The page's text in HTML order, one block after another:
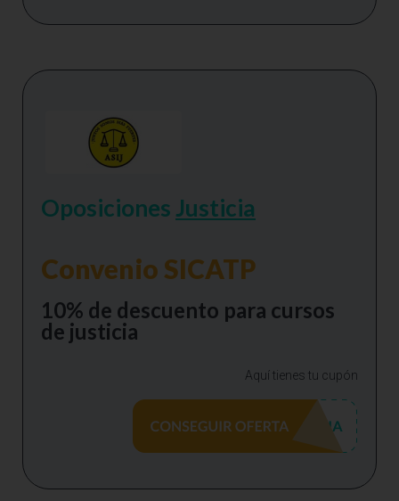
Oposiciones Justicia
Convenio SICATP
10% de descuento para cursos
de justicia
Aquí tienes tu cupón